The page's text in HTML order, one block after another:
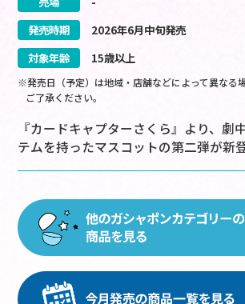
発売時期
2026年6月中旬発売
対象年齢
15歳以上
※発売日（予定）は地域・店舗などによって異なる
ご了承ください。
『カードキャプターさくら』より、劇
テムを持ったマスコットの第二弾が新